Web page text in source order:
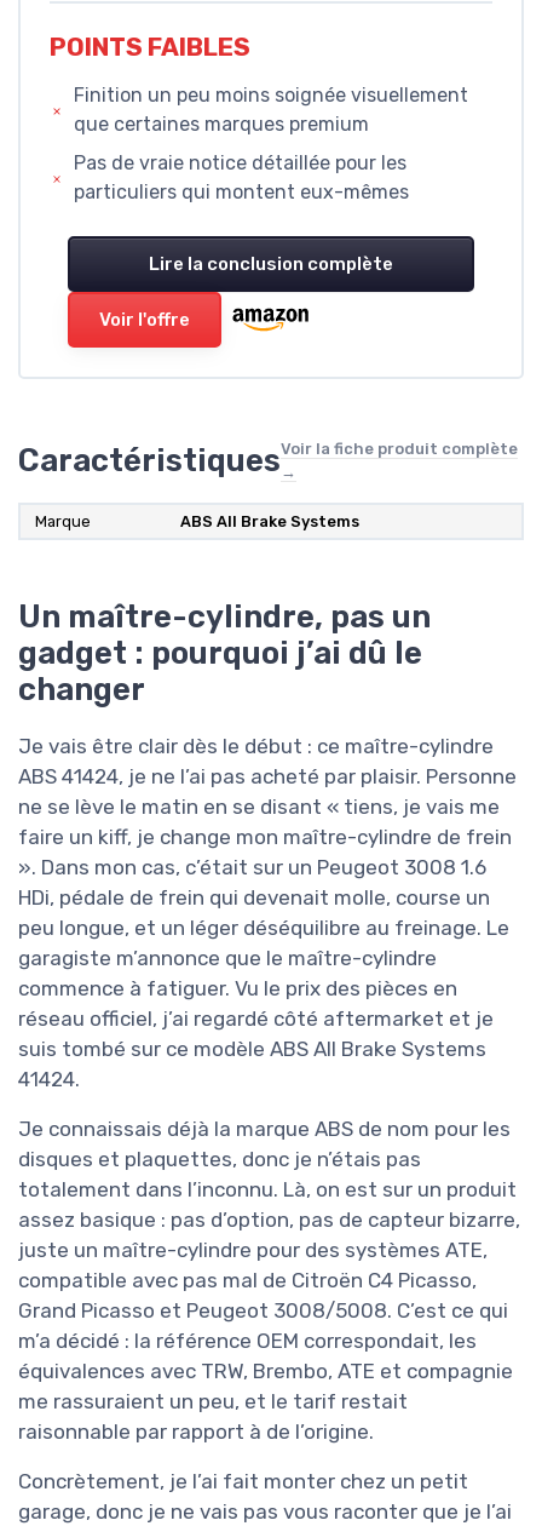
POINTS FAIBLES
Finition un peu moins soignée visuellement
que certaines marques premium
Pas de vraie notice détaillée pour les
particuliers qui montent eux-mêmes
Lire la conclusion complète
Voir l'offre
CaractéristiquesVoir la fiche produit complète
→
Marque ‎ABS All Brake Systems
Un maître-cylindre, pas un
gadget : pourquoi j’ai dû le
changer
Je vais être clair dès le début : ce maître-cylindre
ABS 41424, je ne l’ai pas acheté par plaisir. Personne
ne se lève le matin en se disant « tiens, je vais me
faire un kiff, je change mon maître-cylindre de frein
». Dans mon cas, c’était sur un Peugeot 3008 1.6
HDi, pédale de frein qui devenait molle, course un
peu longue, et un léger déséquilibre au freinage. Le
garagiste m’annonce que le maître-cylindre
commence à fatiguer. Vu le prix des pièces en
réseau officiel, j’ai regardé côté aftermarket et je
suis tombé sur ce modèle ABS All Brake Systems
41424.
Je connaissais déjà la marque ABS de nom pour les
disques et plaquettes, donc je n’étais pas
totalement dans l’inconnu. Là, on est sur un produit
assez basique : pas d’option, pas de capteur bizarre,
juste un maître-cylindre pour des systèmes ATE,
compatible avec pas mal de Citroën C4 Picasso,
Grand Picasso et Peugeot 3008/5008. C’est ce qui
m’a décidé : la référence OEM correspondait, les
équivalences avec TRW, Brembo, ATE et compagnie
me rassuraient un peu, et le tarif restait
raisonnable par rapport à de l’origine.
Concrètement, je l’ai fait monter chez un petit
garage, donc je ne vais pas vous raconter que je l’ai